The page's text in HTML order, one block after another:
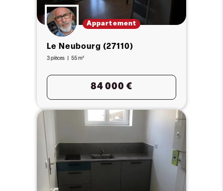
Appartement
Le Neubourg (27110)
3 pièces 55 m²
84 000 €